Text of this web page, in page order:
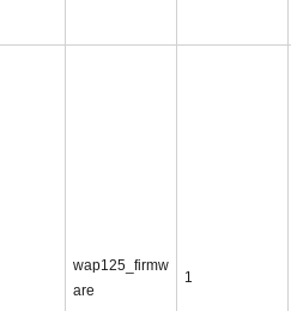
wap125_firmw
are
1